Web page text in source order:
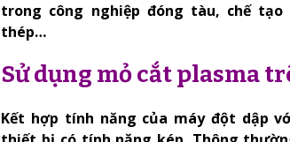
trong công nghiệp đóng tàu, chế
thép…
Sử dụng mỏ cắt plasma
Kết hợp tính năng của máy đột dập